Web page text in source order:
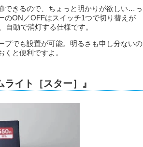
できるので、ちょっと明かりが欲しい…っ
のON／OFFはスイッチ1つで切り替えが
自動で消灯する仕様です。
プでも設置が可能。明るさも申し分ないの
と便利ですよ。
イト［スター］』